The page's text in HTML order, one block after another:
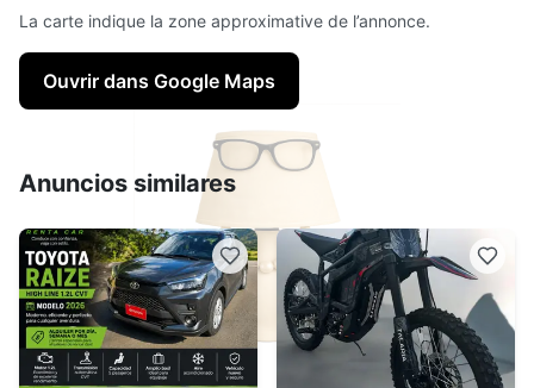
La carte indique la zone approximative de l’annonce.
Ouvrir dans Google Maps
Anuncios similares